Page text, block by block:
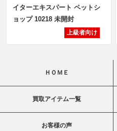
イターエキスパート ペットシ
ョップ 10218 未開封
上級者向け
ＨＯＭＥ
買取アイテム一覧
お客様の声